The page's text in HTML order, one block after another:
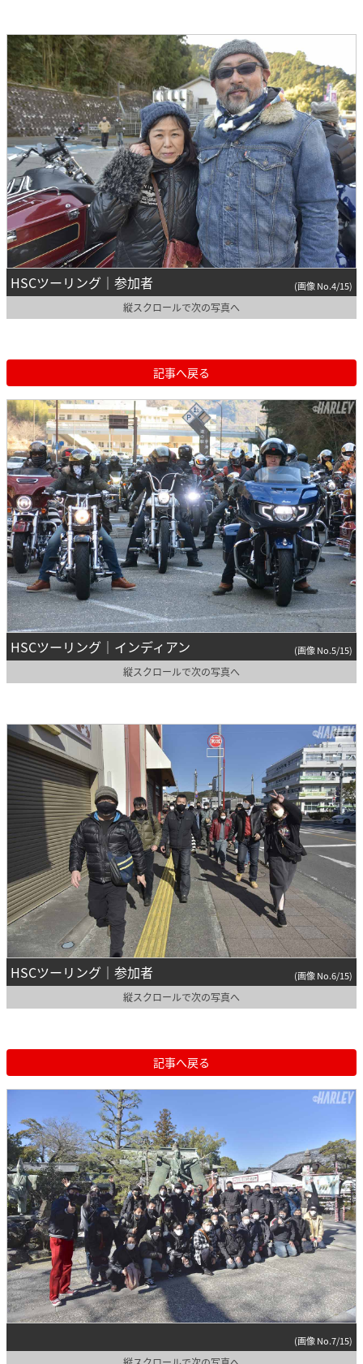
HSCツーリング｜参加者 (画像 No.4/15)
縦スクロールで次の写真へ
記事へ戻る
HSCツーリング｜インディアン (画像 No.5/15)
縦スクロールで次の写真へ
HSCツーリング｜参加者 (画像 No.6/15)
縦スクロールで次の写真へ
記事へ戻る
(画像 No.7/15)